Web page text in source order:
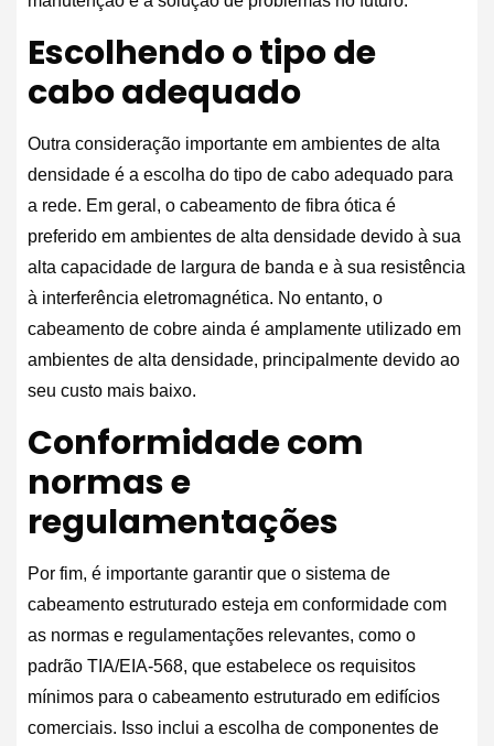
Escolhendo o tipo de
cabo adequado
Outra consideração importante em ambientes de alta
densidade é a escolha do tipo de cabo adequado para
a rede. Em geral, o cabeamento de fibra ótica é
preferido em ambientes de alta densidade devido à sua
alta capacidade de largura de banda e à sua resistência
à interferência eletromagnética. No entanto, o
cabeamento de cobre ainda é amplamente utilizado em
ambientes de alta densidade, principalmente devido ao
seu custo mais baixo.
Conformidade com
normas e
regulamentações
Por fim, é importante garantir que o sistema de
cabeamento estruturado esteja em conformidade com
as normas e regulamentações relevantes, como o
padrão TIA/EIA-568, que estabelece os requisitos
mínimos para o cabeamento estruturado em edifícios
comerciais. Isso inclui a escolha de componentes de